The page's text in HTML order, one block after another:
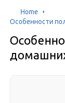
Home
Особенности